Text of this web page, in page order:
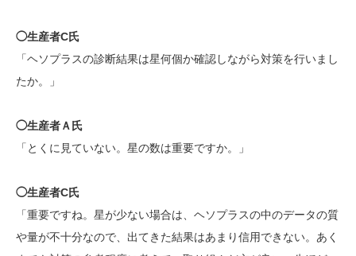
◯生産者C氏
「ヘソプラスの診断結果は星何個か確認しながら対策を行いまし
たか。」
◯生産者Ａ氏
「とくに見ていない。星の数は重要ですか。」
◯生産者C氏
「重要ですね。星が少ない場合は、ヘソプラスの中のデータの質
や量が不十分なので、出てきた結果はあまり信用できない。あく